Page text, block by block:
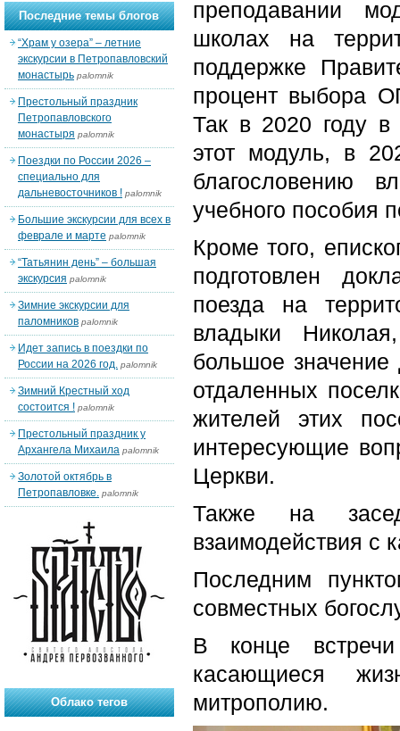
преподавании
школах на
поддержке
процент выбора
Так в 2020 году в
этот модуль, в
благословению
учебного пособия
Кроме того,
подготовлен
поезда на
владыки
большое
отдаленных
жителей этих
интересующие
Церкви.
Также на
взаимодействия с
Последним
совместных
В конце
касающиеся
митрополию.
Последние темы блогов
“Храм у озера” – летние
экскурсии в Петропавловский
монастырь palomnik
Престольный праздник
Петропавловского
монастыря palomnik
Поездки по России 2026 –
специально для
дальневосточников ! palomnik
Большие экскурсии для всех в
феврале и марте palomnik
“Татьянин день” – большая
экскурсия palomnik
Зимние экскурсии для
паломников palomnik
Идет запись в поездки по
России на 2026 год. palomnik
Зимний Крестный ход
состоится ! palomnik
Престольный праздник у
Архангела Михаила palomnik
Золотой октябрь в
Петропавловке. palomnik
Облако тегов